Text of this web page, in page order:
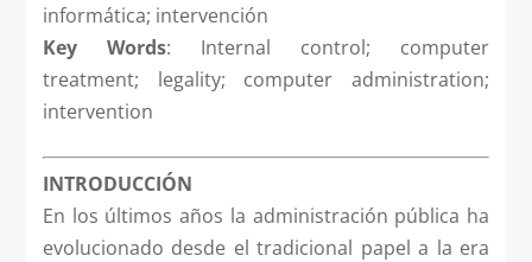
informática; intervención
Key Words: Internal control; computer
treatment; legality; computer administration;
intervention
INTRODUCCIÓN
En los últimos años la administración pública ha
evolucionado desde el tradicional papel a la era